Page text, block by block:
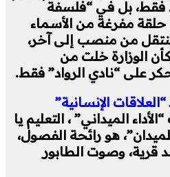
بل في “فلسفة
مفرغة من الأسماء
من منصب إلى آخر،
الوزارة خلت من
حكر على “نادي الرواد” فقط.
“العلاقات الإنسانية”
الميداني” ، التعليم يا
هو رائحة الفصول،
قرية، وصوت الطابور